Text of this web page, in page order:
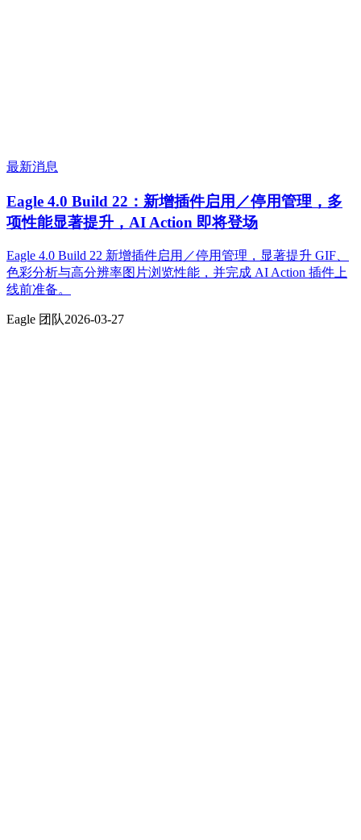
最新消息
Eagle 4.0 Build 22：新增插件启用／停用管理，多
项性能显著提升，AI Action 即将登场
Eagle 4.0 Build 22 新增插件启用／停用管理，显著提升 GIF、
色彩分析与高分辨率图片浏览性能，并完成 AI Action 插件上
线前准备。
Eagle 团队2026-03-27